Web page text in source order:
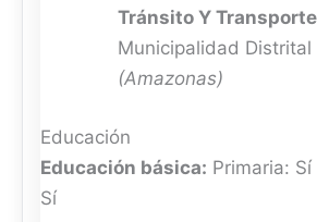
Tránsito Y Transporte
Municipalidad Distrital
(Amazonas)
Educación
Educación básica: Primaria:
Sí